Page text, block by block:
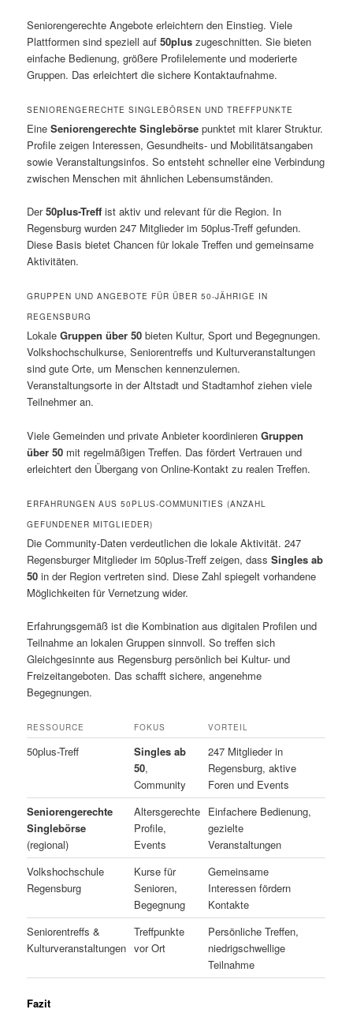
Seniorengerechte Angebote erleichtern den Einstieg. Viele
Plattformen sind speziell auf50plus zugeschnitten. Sie bieten
einfache Bedienung, größere Profilelemente und moderierte
Gruppen. Das erleichtert die sichere Kontaktaufnahme.
SENIORENGERECHTE SINGLEBÖRSEN UND TREFFPUNKTE
EineSeniorengerechte Singlebörse punktet mit klarer Struktur.
Profile zeigen Interessen, Gesundheits- und Mobilitätsangaben
sowie Veranstaltungsinfos. So entsteht schneller eine Verbindung
zwischen Menschen mit ähnlichen Lebensumständen.
Der50plus-Treff ist aktiv und relevant für die Region. In
Regensburg wurden 247 Mitglieder im 50plus-Treff gefunden.
Diese Basis bietet Chancen für lokale Treffen und gemeinsame
Aktivitäten.
GRUPPEN UND ANGEBOTE FÜR ÜBER 50-JÄHRIGE IN
REGENSBURG
LokaleGruppen über 50 bieten Kultur, Sport und Begegnungen.
Volkshochschulkurse, Seniorentreffs und Kulturveranstaltungen
sind gute Orte, um Menschen kennenzulernen.
Veranstaltungsorte in der Altstadt und Stadtamhof ziehen viele
Teilnehmer an.
Viele Gemeinden und private Anbieter koordinierenGruppen
über 50 mit regelmäßigen Treffen. Das fördert Vertrauen und
erleichtert den Übergang von Online-Kontakt zu realen Treffen.
ERFAHRUNGEN AUS 50PLUS-COMMUNITIES (ANZAHL
GEFUNDENER MITGLIEDER)
Die Community-Daten verdeutlichen die lokale Aktivität. 247
Regensburger Mitglieder im 50plus-Treff zeigen, dassSingles ab
50 in der Region vertreten sind. Diese Zahl spiegelt vorhandene
Möglichkeiten für Vernetzung wider.
Erfahrungsgemäß ist die Kombination aus digitalen Profilen und
Teilnahme an lokalen Gruppen sinnvoll. So treffen sich
Gleichgesinnte aus Regensburg persönlich bei Kultur- und
Freizeitangeboten. Das schafft sichere, angenehme
Begegnungen.
RESSOURCE FOKUS VORTEIL
50plus-Treff
Singles ab
50,
Community
247 Mitglieder in
Regensburg, aktive
Foren und Events
Seniorengerechte
Singlebörse
(regional)
Altersgerechte
Profile,
Events
Einfachere Bedienung,
gezielte
Veranstaltungen
Volkshochschule
Regensburg
Kurse für
Senioren,
Begegnung
Gemeinsame
Interessen fördern
Kontakte
Seniorentreffs &
Kulturveranstaltungen
Treffpunkte
vor Ort
Persönliche Treffen,
niedrigschwellige
Teilnahme
Fazit